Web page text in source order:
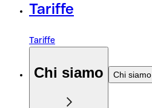
Tariffe
Tariffe
Chi siamo Chi siamo